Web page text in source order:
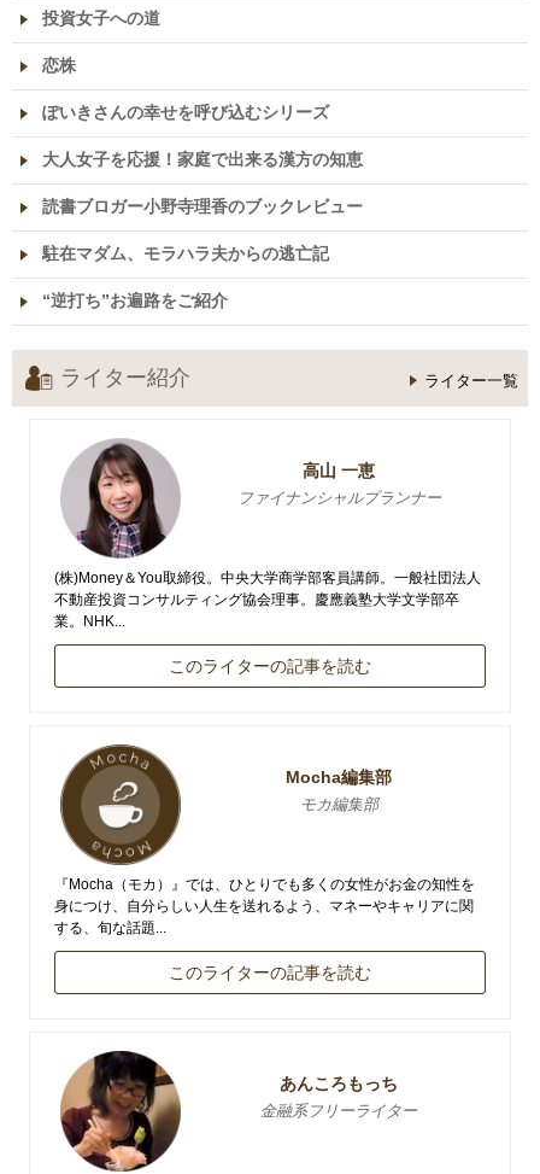
投資女子への道
恋株
ぽいきさんの幸せを呼び込むシリーズ
大人女子を応援！家庭で出来る漢方の知恵
読書ブロガー小野寺理香のブックレビュー
駐在マダム、モラハラ夫からの逃亡記
“逆打ち”お遍路をご紹介
ライター紹介 ライター一覧
高山 一恵
ファイナンシャルプランナー
(株)Money＆You取締役。中央大学商学部客員講師。一般社団法人
不動産投資コンサルティング協会理事。慶應義塾大学文学部卒
業。NHK...
このライターの記事を読む
Mocha編集部
モカ編集部
『Mocha（モカ）』では、ひとりでも多くの女性がお金の知性を
身につけ、自分らしい人生を送れるよう、マネーやキャリアに関
する、旬な話題...
このライターの記事を読む
あんころもっち
金融系フリーライター